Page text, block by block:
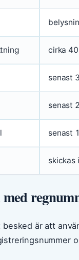
cirka
senast
senast
senast
skickas
är att